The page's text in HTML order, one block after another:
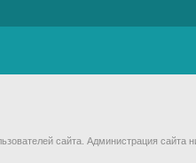
сайта. Администрация